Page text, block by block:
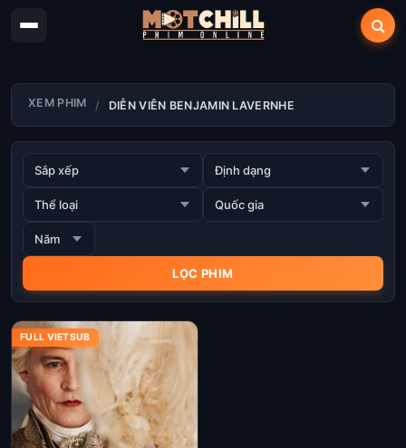
XEM PHIM DIỄN VIÊN BENJAMIN LAVERNHE
FULL VIETSUB